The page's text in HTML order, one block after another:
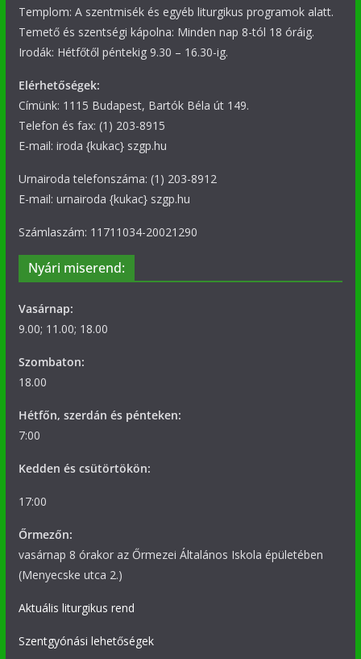
Templom: A szentmisék és egyéb liturgikus programok alatt.
Temető és szentségi kápolna: Minden nap 8-tól 18 óráig.
Irodák: Hétfőtől péntekig 9.30 – 16.30-ig.
Elérhetőségek:
Címünk: 1115 Budapest, Bartók Béla út 149.
Telefon és fax: (1) 203-8915
E-mail: iroda {kukac} szgp.hu
Urnairoda telefonszáma: (1) 203-8912
E-mail: urnairoda {kukac} szgp.hu
Számlaszám: 11711034-20021290
Nyári miserend:
Vasárnap:
9.00; 11.00; 18.00
Szombaton:
18.00
Hétfőn, szerdán és pénteken:
7:00
Kedden és csütörtökön:
17:00
Őrmezőn:
vasárnap 8 órakor az Őrmezei Általános Iskola épületében
(Menyecske utca 2.)
Aktuális liturgikus rend
Szentgyónási lehetőségek